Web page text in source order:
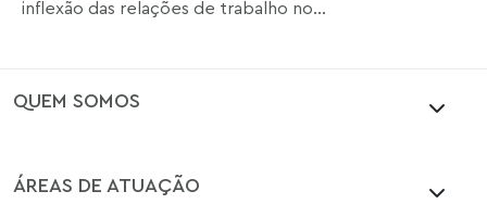
inflexão das relações de trabalho no...
QUEM SOMOS
ÁREAS DE ATUAÇÃO